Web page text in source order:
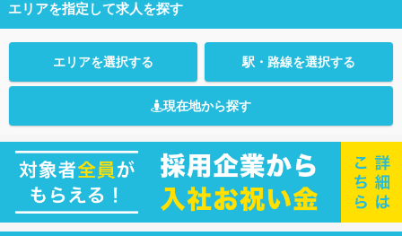
エリアを指定して求人を探す
エリアを選択する 駅・路線を選択する
現在地から探す